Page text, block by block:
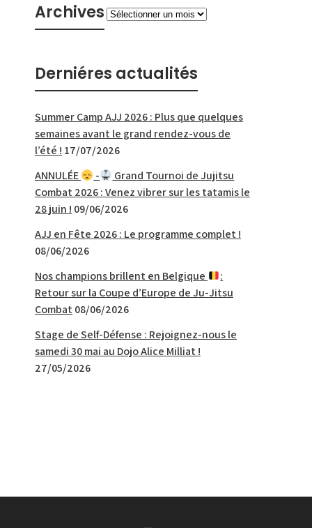
ArchivesArchives
Derniéres actualités
Summer Camp AJJ 2026 : Plus que quelques
semaines avant le grand rendez-vous de
l’été ! 17/07/2026
ANNULÉE
-
Grand Tournoi de Jujitsu
Combat 2026 : Venez vibrer sur les tatamis le
28 juin ! 09/06/2026
AJJ en Fête 2026 : Le programme complet !
08/06/2026
Nos champions brillent en Belgique
:
Retour sur la Coupe d’Europe de Ju-Jitsu
Combat 08/06/2026
Stage de Self-Défense : Rejoignez-nous le
samedi 30 mai au Dojo Alice Milliat !
27/05/2026